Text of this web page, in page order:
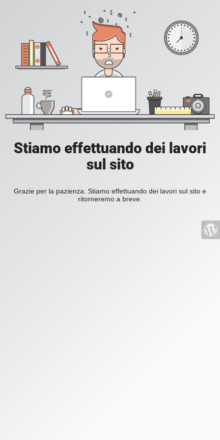
Stiamo effettuando dei lavori
sul sito
Grazie per la pazienza. Stiamo effettuando dei lavori sul sito e
ritorneremo a breve.